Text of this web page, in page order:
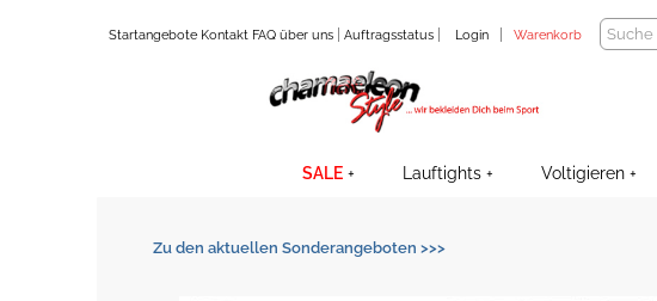
StartangeboteKontaktFAQüber uns Auftragsstatus Login Warenkorb
SALE Lauftights Voltigieren
Zu den aktuellen Sonderangeboten >>>